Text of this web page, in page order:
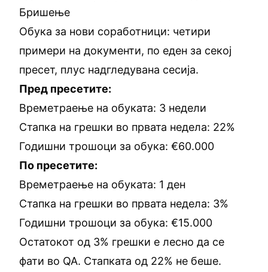
Бришење
Обука за нови соработници: четири
примери на документи, по еден за секој
пресет, плус надгледувана сесија.
Пред пресетите:
Времетраење на обуката: 3 недели
Стапка на грешки во првата недела: 22%
Годишни трошоци за обука: €60.000
По пресетите:
Времетраење на обуката: 1 ден
Стапка на грешки во првата недела: 3%
Годишни трошоци за обука: €15.000
Остатокот од 3% грешки е лесно да се
фати во QA. Стапката од 22% не беше.